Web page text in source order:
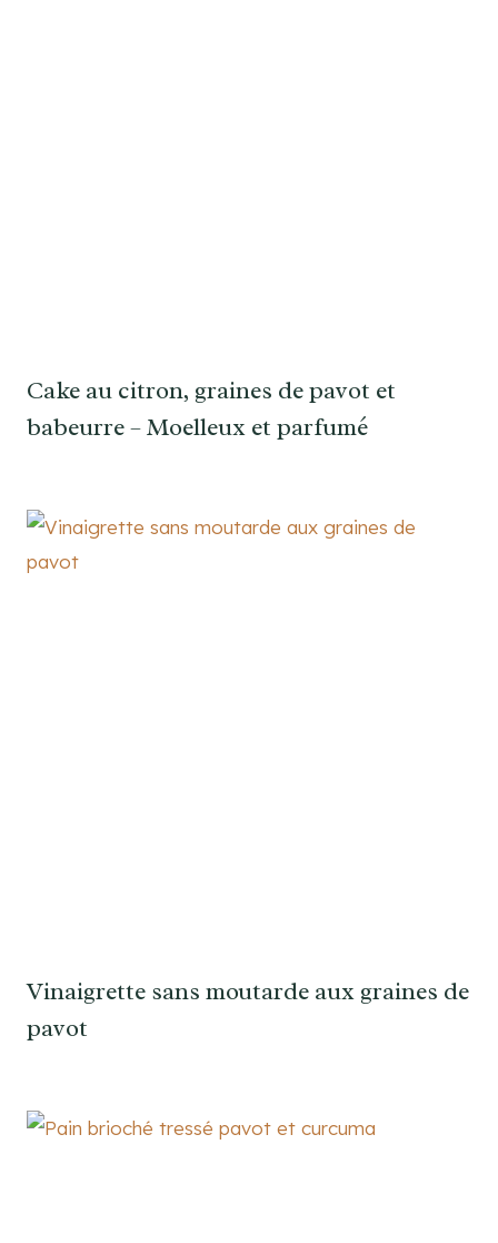
Cake au citron, graines de pavot et
babeurre – Moelleux et parfumé
Vinaigrette sans moutarde aux graines de
pavot